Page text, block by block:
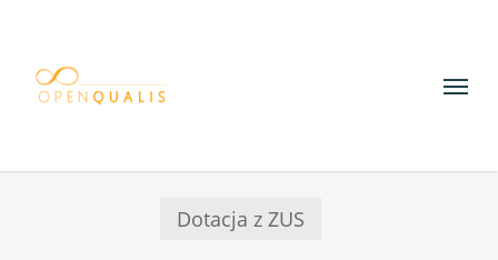
main
Menu
Dotacja z ZUS